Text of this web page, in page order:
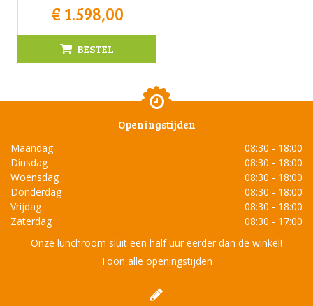
€ 1.598,00
BESTEL
Openingstijden
Maandag
08:30 - 18:00
Dinsdag
08:30 - 18:00
Woensdag
08:30 - 18:00
Donderdag
08:30 - 18:00
Vrijdag
08:30 - 18:00
Zaterdag
08:30 - 17:00
Onze lunchroom sluit een half uur eerder dan de winkel!
Toon alle openingstijden